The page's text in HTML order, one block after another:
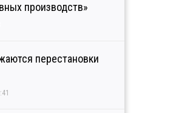
производств»
перестановки